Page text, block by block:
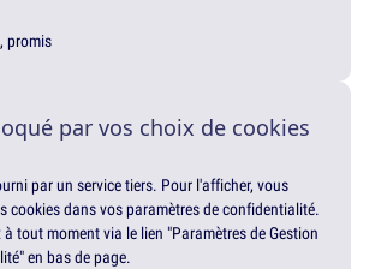
promis
par vos choix de cookies
par un service tiers. Pour l'afficher, vous
cookies dans vos paramètres de confidentialité.
tout moment via le lien "Paramètres de Gestion
en bas de page.